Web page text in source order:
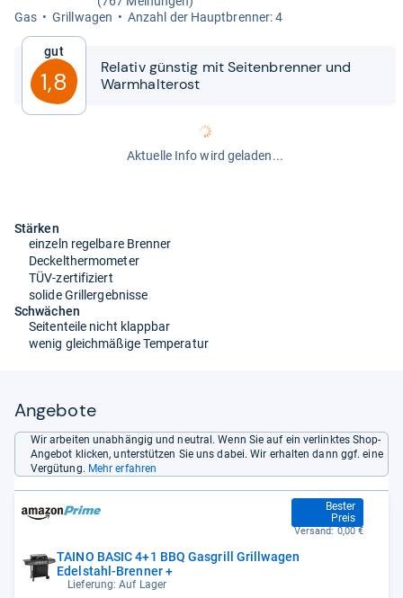
Gas
Grill­wa­gen Anzahl der Haupt­bren­ner: 4
Gut
1,8
Rela­tiv güns­tig mit Sei­ten­bren­ner und
Warm­hal­te­rost
Aktuelle Info wird geladen...
Stärken
einzeln regelbare Brenner
Deckelthermometer
TÜV-zertifiziert
solide Grillergebnisse
Schwächen
Seitenteile nicht klappbar
wenig gleichmäßige Temperatur
Angebote
Wir arbeiten unabhängig und neutral. Wenn Sie auf ein verlinktes Shop-
Angebot klicken, unterstützen Sie uns dabei. Wir erhalten dann ggf. eine
Vergütung. Mehr erfahren
TAINO BASIC 4+1 BBQ Gasgrill Grillwagen
Edelstahl-Brenner +
Lieferung: Auf Lager
Bester
Preis
169,90 €
Versand: 0,00 €